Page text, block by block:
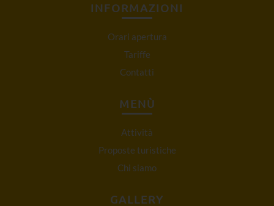
INFORMAZIONI
Orari apertura
Tariffe
Contatti
MENÙ
Attività
Proposte turistiche
Chi siamo
GALLERY